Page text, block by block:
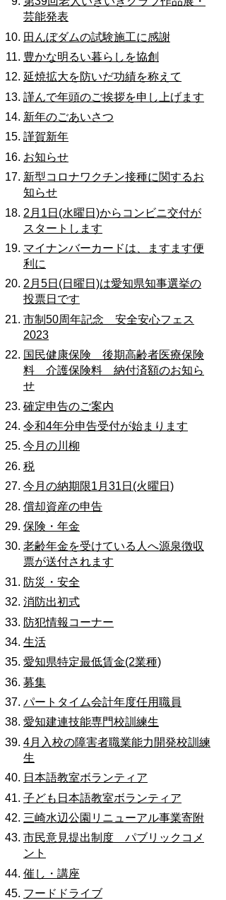
芸能発表
田んぼダムの試験施工に感謝
豊かな明るい暮らしを協創
延焼拡大を防いだ功績を称えて
謹んで年頭のご挨拶を申し上げます
新年のごあいさつ
謹賀新年
お知らせ
新型コロナワクチン接種に関するお
知らせ
2月1日(水曜日)からコンビニ交付が
スタートします
マイナンバーカードは、ますます便
利に
2月5日(日曜日)は愛知県知事選挙の
投票日です
市制50周年記念 安全安心フェス
2023
国民健康保険 後期高齢者医療保険
料 介護保険料 納付済額のお知ら
せ
確定申告のご案内
令和4年分申告受付が始まります
今月の川柳
税
今月の納期限1月31日(火曜日)
償却資産の申告
保険・年金
老齢年金を受けている人へ源泉徴収
票が送付されます
防災・安全
消防出初式
防犯情報コーナー
生活
愛知県特定最低賃金(2業種)
募集
パートタイム会計年度任用職員
愛知建連技能専門校訓練生
4月入校の障害者職業能力開発校訓練
生
日本語教室ボランティア
子ども日本語教室ボランティア
三崎水辺公園リニューアル事業寄附
市民意見提出制度 パブリックコメ
ント
催し・講座
フードドライブ